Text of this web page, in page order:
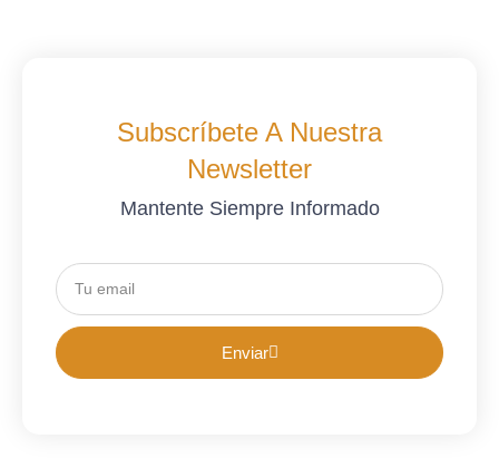
Subscríbete A Nuestra
Newsletter
Mantente Siempre Informado
Enviar